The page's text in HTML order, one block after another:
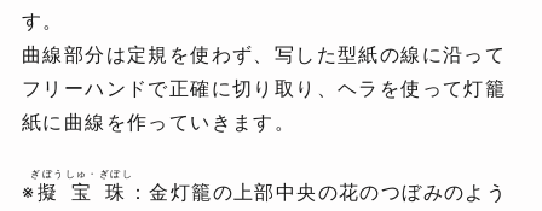
す。
曲線部分は定規を使わず、写した型紙の線に沿って
フリーハンドで正確に切り取り、ヘラを使って灯籠
紙に曲線を作っていきます。
※擬宝珠
ぎぼうしゅ・ぎぼし
：金灯籠の上部中央の花のつぼみのよう